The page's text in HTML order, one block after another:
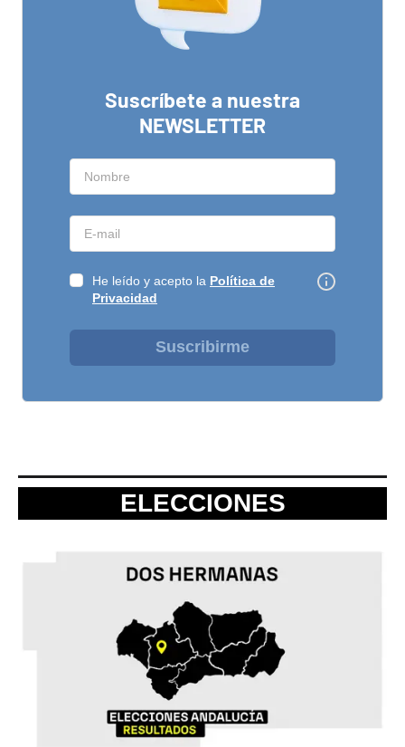
Suscríbete a nuestra
NEWSLETTER
He leído y acepto la Política de
Privacidad
Suscribirme
ELECCIONES